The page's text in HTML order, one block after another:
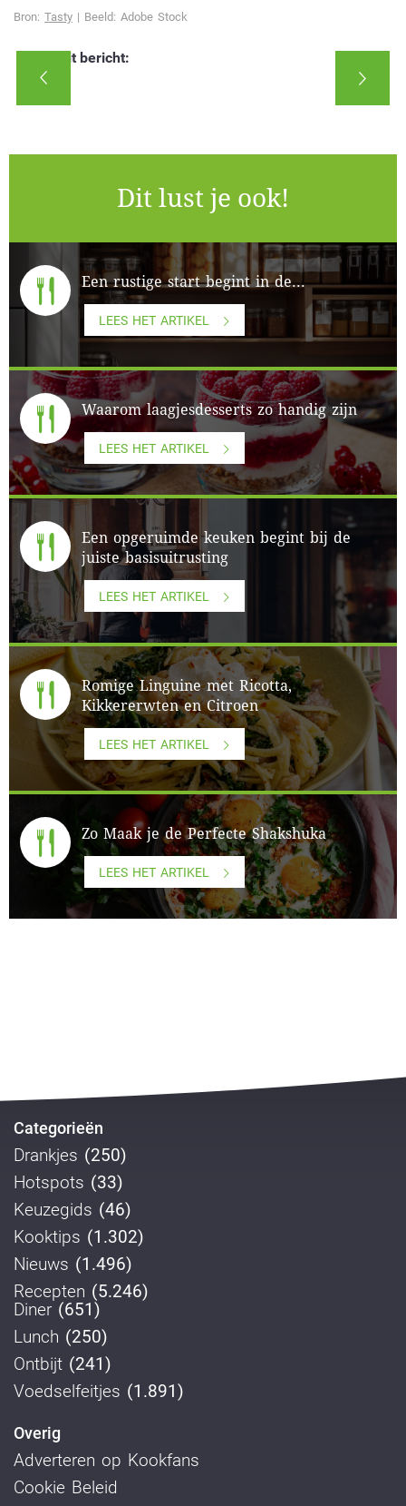
Bron: Tasty | Beeld: Adobe Stock
Deel dit bericht:
Dit lust je ook!
Een rustige start begint in de...
LEES HET ARTIKEL
Waarom laagjesdesserts zo handig zijn
LEES HET ARTIKEL
Een opgeruimde keuken begint bij de
juiste basisuitrusting
LEES HET ARTIKEL
Romige Linguine met Ricotta,
Kikkererwten en Citroen
LEES HET ARTIKEL
Zo Maak je de Perfecte Shakshuka
LEES HET ARTIKEL
Categorieën
Drankjes (250)
Hotspots (33)
Keuzegids (46)
Kooktips (1.302)
Nieuws (1.496)
Recepten (5.246)
Diner (651)
Lunch (250)
Ontbijt (241)
Voedselfeitjes (1.891)
Overig
Adverteren op Kookfans
Cookie Beleid